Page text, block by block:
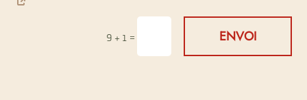
9 + 1 = ENVOI